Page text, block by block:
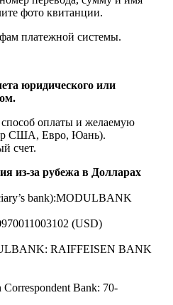
фото квитанции.
платежной системы.
юридического или
оплаты и желаемую
США, Евро, Юань).
счет.
из-за рубежа в Долларах
bank):MODULBANK
(USD)
RAIFFEISEN BANK
Bank: 70-